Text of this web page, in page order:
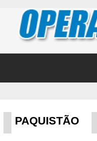
PAQUISTÃO